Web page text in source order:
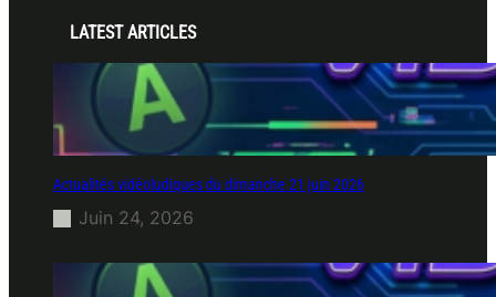
LATEST ARTICLES
Actualités vidéoludiques du dimanche 21 juin 2026
Juin 24, 2026